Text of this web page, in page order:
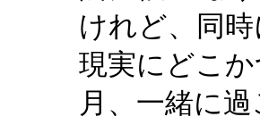
けれど、同
現実にどこ
月、一緒に